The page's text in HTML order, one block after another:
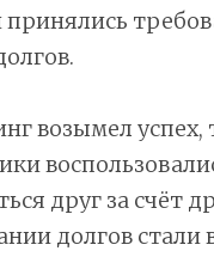
возымел
друг за счёт
долгов